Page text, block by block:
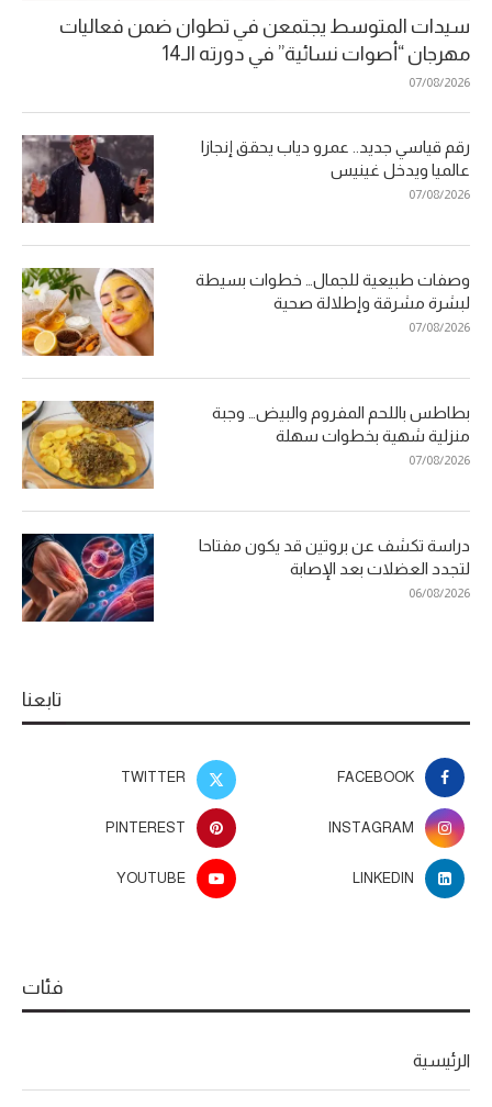
سيدات المتوسط يجتمعن في تطوان ضمن فعاليات
مهرجان “أصوات نسائية” في دورته الـ14
07/08/2026
رقم قياسي جديد.. عمرو دياب يحقق إنجازا
عالميا ويدخل غينيس
07/08/2026
وصفات طبيعية للجمال… خطوات بسيطة
لبشرة مشرقة وإطلالة صحية
07/08/2026
بطاطس باللحم المفروم والبيض… وجبة
منزلية شهية بخطوات سهلة
07/08/2026
دراسة تكشف عن بروتين قد يكون مفتاحا
لتجدد العضلات بعد الإصابة
06/08/2026
تابعنا
FACEBOOK
TWITTER
INSTAGRAM
PINTEREST
LINKEDIN
YOUTUBE
فئات
الرئيسية